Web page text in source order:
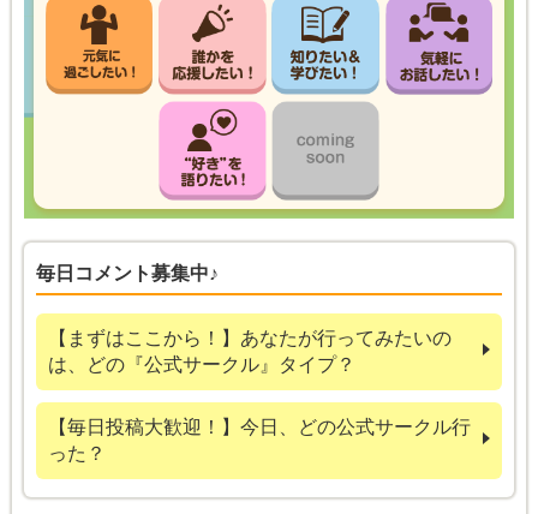
毎日コメント募集中♪
【まずはここから！】あなたが行ってみたいの
は、どの『公式サークル』タイプ？
【毎日投稿大歓迎！】今日、どの公式サークル行
った？